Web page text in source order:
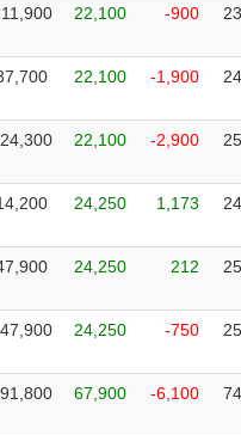
22,100 -900
22,100 -1,900
22,100 -2,900
24,250 1,173
24,250 212
24,250 -750
67,900 -6,100